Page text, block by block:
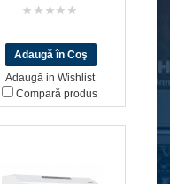
Adaugă in Wishlist
Compară produs